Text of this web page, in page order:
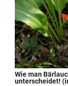
Wie man
unterscheidet!